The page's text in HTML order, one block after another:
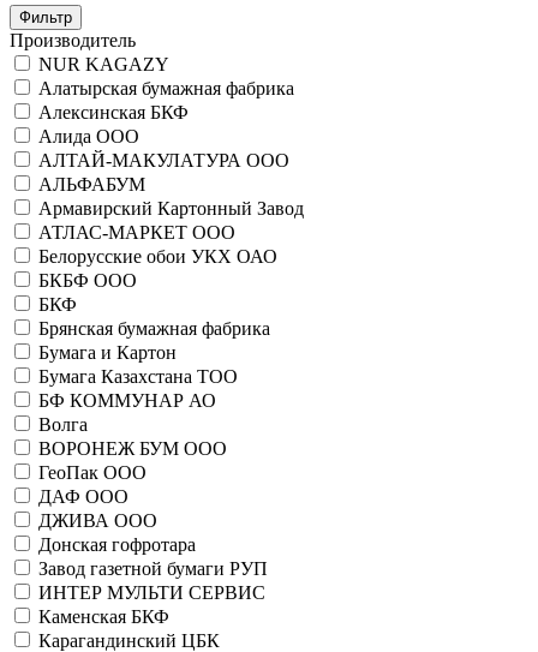
Фильтр
Производитель
NUR KAGAZY
Алатырская бумажная фабрика
Алексинская БКФ
Алида ООО
АЛТАЙ-МАКУЛАТУРА ООО
АЛЬФАБУМ
Армавирский Картонный Завод
АТЛАС-МАРКЕТ ООО
Белорусские обои УКХ ОАО
БКБФ ООО
БКФ
Брянская бумажная фабрика
Бумага и Картон
Бумага Казахстана ТОО
БФ КОММУНАР АО
Волга
ВОРОНЕЖ БУМ ООО
ГеоПак ООО
ДАФ ООО
ДЖИВА ООО
Донская гофротара
Завод газетной бумаги РУП
ИНТЕР МУЛЬТИ СЕРВИС
Каменская БКФ
Карагандинский ЦБК